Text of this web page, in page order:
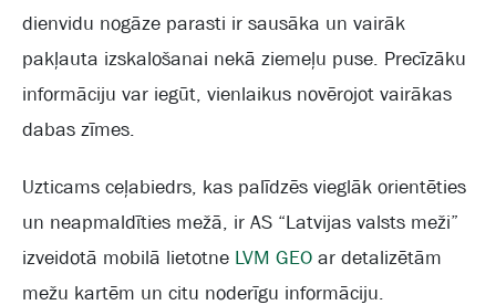
dienvidu nogāze parasti ir sausāka un vairāk
pakļauta izskalošanai nekā ziemeļu puse. Precīzāku
informāciju var iegūt, vienlaikus novērojot vairākas
dabas zīmes.
Uzticams ceļabiedrs, kas palīdzēs vieglāk orientēties
un neapmaldīties mežā, ir AS “Latvijas valsts meži”
izveidotā mobilā lietotne LVM GEO ar detalizētām
mežu kartēm un citu noderīgu informāciju.